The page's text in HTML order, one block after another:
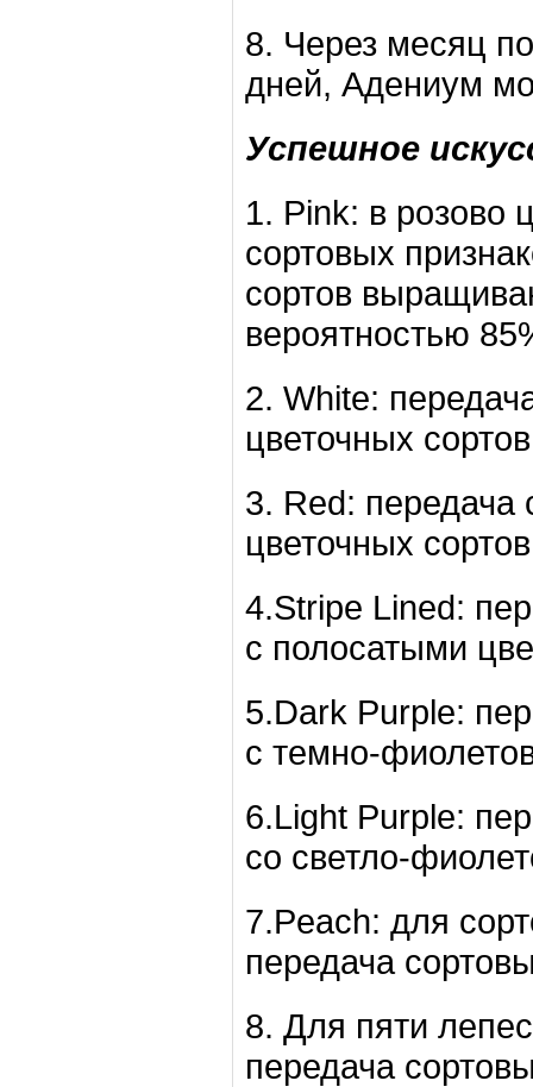
8. Через месяц
дней, Адениум
Успешное
1. Pink: в розово
сортовых
сортов
вероятностью
2. White:
цветочных
3. Red: передача
цветочных
4.Stripe Lined:
с полосатыми
5.Dark Purple:
с темно-
6.Light Purple:
со светло-
7.Peach: для
передача
8. Для пяти
передача